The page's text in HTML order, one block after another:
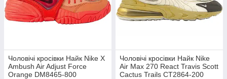
Чоловічі кросівки Найк Nike X
Ambush Air Adjust Force
Orange DM8465-800
Чоловічі кросівки Найк Nike
Air Max 270 React Travis Scott
Cactus Trails CT2864-200